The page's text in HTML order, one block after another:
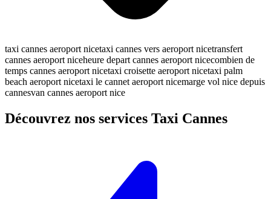
taxi cannes aeroport nicetaxi cannes vers aeroport nicetransfert
cannes aeroport niceheure depart cannes aeroport nicecombien de
temps cannes aeroport nicetaxi croisette aeroport nicetaxi palm
beach aeroport nicetaxi le cannet aeroport nicemarge vol nice depuis
cannesvan cannes aeroport nice
Découvrez nos services Taxi Cannes